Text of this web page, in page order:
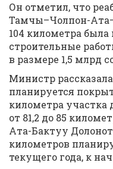
Он отметил, что
Тамчы–Чолпон-
104 километра была
строительные
в размере 1,5 млрд
Министр
планируется
километра
от 81,2 до 85
Ата-Бактуу
километров
текущего года, к